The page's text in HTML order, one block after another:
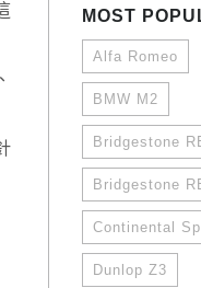
MOST
Alfa Romeo
BMW M2
Bridgestone
Bridgestone
Continental
Dunlop Z3